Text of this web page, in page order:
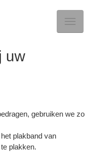
uw
gebruiken we zo
plakband van
plakken.